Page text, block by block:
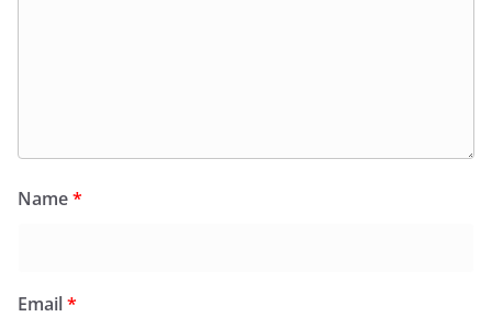
Name*
Email*